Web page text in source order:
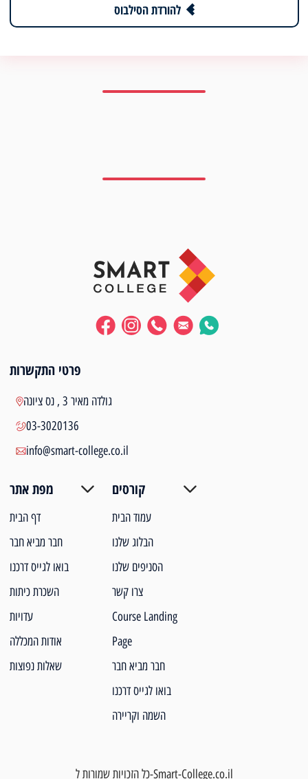
להורדת הסילבוס
פרטי התקשרות
גולדה מאיר 3 , נס ציונה
03-3020136
info@smart-college.co.il
מפת אתר
דף הבית
חבר מביא חבר
בואו לגייס דרכנו
השכרת כיתות
עדויות
אודות המכללה
שאלות נפוצות
קורסים
עמוד הבית
הבלוג שלנו
הסניפים שלנו
צרו קשר
Course Landing
Page
חבר מביא חבר
בואו לגייס דרכנו
השמה וקריירה
כל הזכויות שמורות ל-Smart-College.co.il